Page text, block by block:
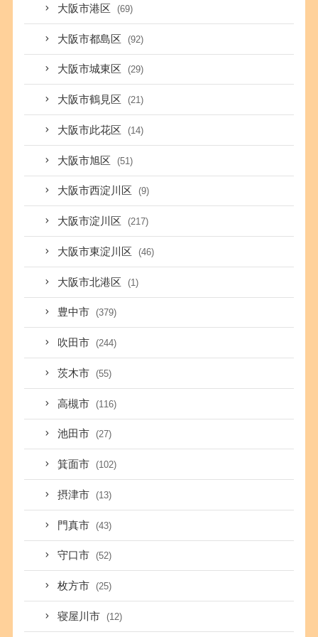
大阪市港区 (69)
大阪市都島区 (92)
大阪市城東区 (29)
大阪市鶴見区 (21)
大阪市此花区 (14)
大阪市旭区 (51)
大阪市西淀川区 (9)
大阪市淀川区 (217)
大阪市東淀川区 (46)
大阪市北港区 (1)
豊中市 (379)
吹田市 (244)
茨木市 (55)
高槻市 (116)
池田市 (27)
箕面市 (102)
摂津市 (13)
門真市 (43)
守口市 (52)
枚方市 (25)
寝屋川市 (12)